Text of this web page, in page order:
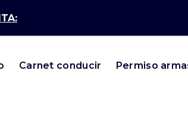
Carnet conducir Permiso